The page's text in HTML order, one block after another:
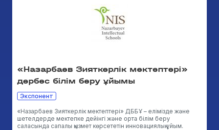
«Назарбаев Зияткерлік мектептері»
дербес білім беру ұйымы
Экспонент
«Назарбаев Зияткерлік мектептері» ДББҰ – елімізде және
шетелдерде мектепке дейінгі және орта білім беру
саласында сапалы қызмет көрсететін инновациялық ұйым.